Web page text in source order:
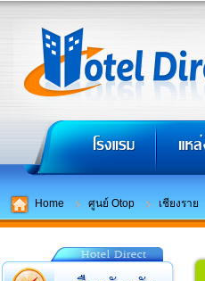
Home ศูนย์ Otop เชียงราย